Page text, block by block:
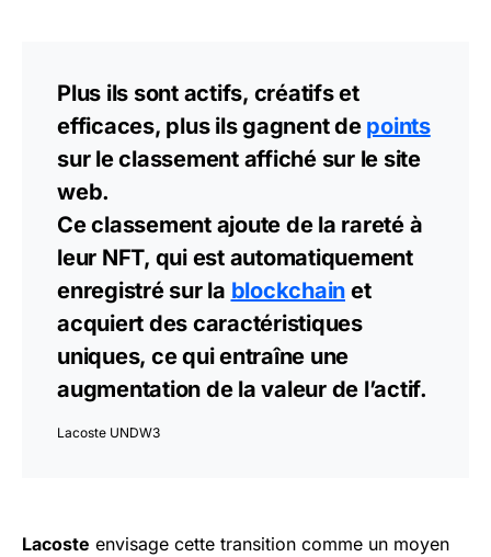
Plus ils sont actifs, créatifs et
efficaces, plus ils gagnent de points
sur le classement affiché sur le site
web.
Ce classement ajoute de la rareté à
leur NFT, qui est automatiquement
enregistré sur la blockchain et
acquiert des caractéristiques
uniques, ce qui entraîne une
augmentation de la valeur de l’actif.
Lacoste UNDW3
Lacoste envisage cette transition comme un moyen